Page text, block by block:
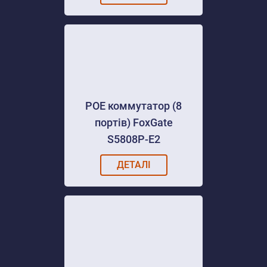
POE коммутатор (8
портів) FoxGate
S5808P-E2
ДЕТАЛІ